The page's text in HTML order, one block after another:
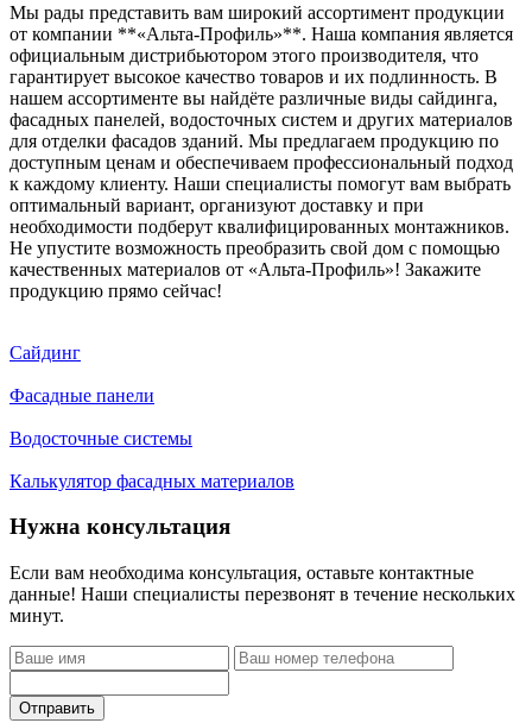
Мы рады представить вам широкий ассортимент продукции
от компании **«Альта-Профиль»**. Наша компания является
официальным дистрибьютором этого производителя, что
гарантирует высокое качество товаров и их подлинность. В
нашем ассортименте вы найдёте различные виды сайдинга,
фасадных панелей, водосточных систем и других материалов
для отделки фасадов зданий. Мы предлагаем продукцию по
доступным ценам и обеспечиваем профессиональный подход
к каждому клиенту. Наши специалисты помогут вам выбрать
оптимальный вариант, организуют доставку и при
необходимости подберут квалифицированных монтажников.
Не упустите возможность преобразить свой дом с помощью
качественных материалов от «Альта-Профиль»! Закажите
продукцию прямо сейчас!
Сайдинг
Фасадные панели
Водосточные системы
Калькулятор фасадных материалов
Нужна консультация
Если вам необходима консультация, оставьте контактные
данные! Наши специалисты перезвонят в течение нескольких
минут.
Отправить